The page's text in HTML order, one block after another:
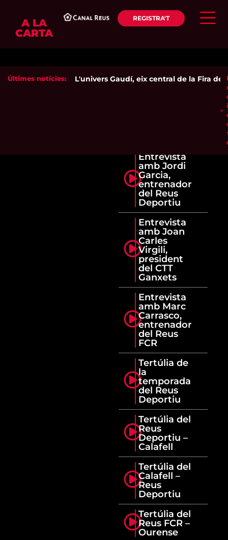
A LA
CARTA
REGISTRA'T
Últimes notícies: L'univers Gaudí, eix central de la Fira de
Entrevista
amb Jordi
Garcia,
entrenador
del Reus
Deportiu
Entrevista
amb Joan
Carles
Virgili,
president
del CTT
Ganxets
Entrevista
amb Marc
Carrasco,
entrenador
del Reus
FCR
Tertúlia de
la
temporada
del Reus
Deportiu
Tertúlia del
Reus
Deportiu –
Calafell
Tertúlia del
Calafell –
Reus
Deportiu
Tertúlia del
Reus FCR –
Ourense